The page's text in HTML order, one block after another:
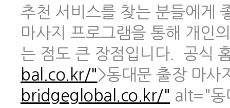
추천 서비스를 찾는 분들에게
마사지 프로그램을 통해 개인
는 점도 큰 장점입니다. 공식
bal.co.kr/">동대문 출장 마
bridgeglobal.co.kr/" alt="동